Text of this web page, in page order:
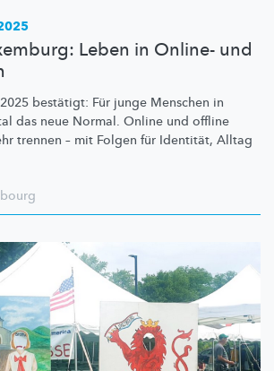
Leben in Online- und
bestätigt: Für junge Menschen in
das neue Normal. Online und offline
trennen – mit Folgen für Identität, Alltag